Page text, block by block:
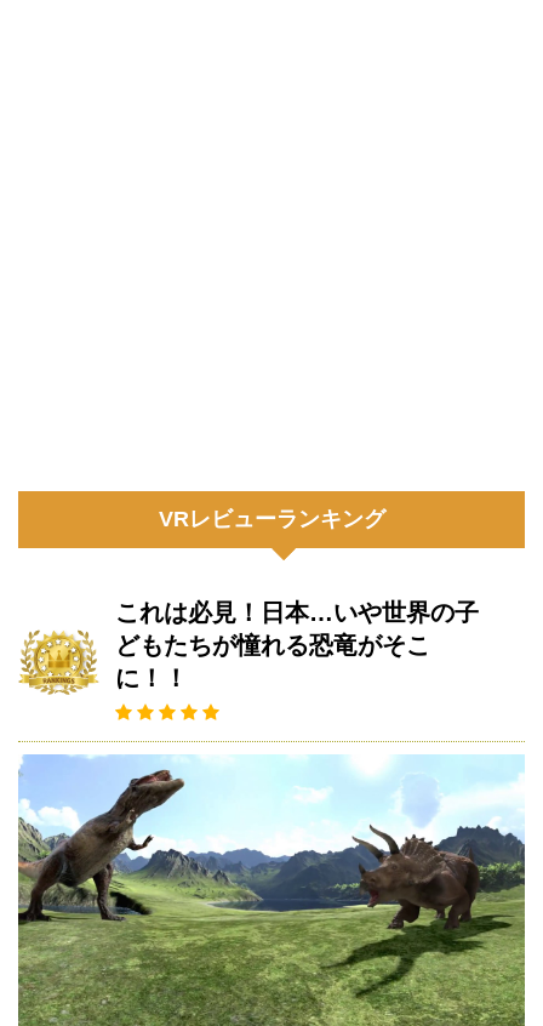
VRレビューランキング
これは必見！日本…いや世界の子
どもたちが憧れる恐竜がそこ
に！！